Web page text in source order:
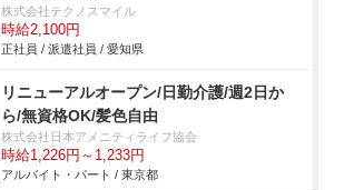
株式会社テクノスマイル
時給2,100円
正社員 / 派遣社員 / 愛知県
リニューアルオープン/日勤介護/週2日か
ら/無資格OK/髪色自由
株式会社日本アメニティライフ協会
時給1,226円～1,233円
アルバイト・パート / 東京都